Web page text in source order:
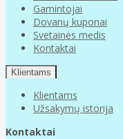
Gamintojai
Dovanų kuponai
Svetainės medis
Kontaktai
Klientams
Klientams
Užsakymų istorija
Kontaktai